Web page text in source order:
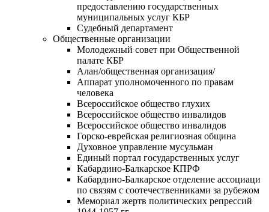
предоставлению государственных
муниципальных услуг КБР
Судебный департамент
Общественные организации
Молодежный совет при Общественной
палате КБР
Алан/общественная организация/
Аппарат уполномоченного по правам
человека
Всероссийское общество глухих
Всероссийское общество инвалидов
Всероссийское общество инвалидов
Горско-еврейская религиозная община
Духовное управление мусульман
Единый портал государственных услуг
Кабардино-Балкарское КПРФ
Кабардино-Балкарское отделение ассоциаци
по связям с соотечественниками за рубежом
Мемориал жертв политических репрессий